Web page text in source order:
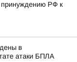
принуждению РФ к
в
атаки БПЛА